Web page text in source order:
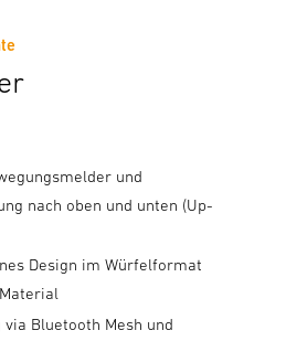
und
nach oben und unten (Up-
Design im Würfelformat
Bluetooth Mesh und